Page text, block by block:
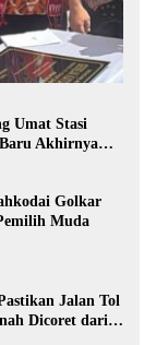
Umat Stasi
Akhirnya
Golkar
Muda
Jalan Tol
Dicoret dari